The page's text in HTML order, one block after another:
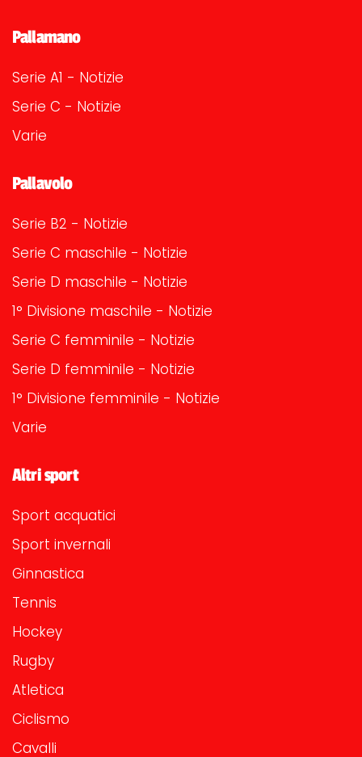
Pallamano
Serie A1 - Notizie
Serie C - Notizie
Varie
Pallavolo
Serie B2 - Notizie
Serie C maschile - Notizie
Serie D maschile - Notizie
1° Divisione maschile - Notizie
Serie C femminile - Notizie
Serie D femminile - Notizie
1° Divisione femminile - Notizie
Varie
Altri sport
Sport acquatici
Sport invernali
Ginnastica
Tennis
Hockey
Rugby
Atletica
Ciclismo
Cavalli